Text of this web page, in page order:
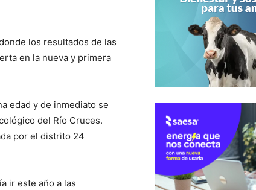
los resultados de las
en la nueva y primera
edad y de inmediato se
del Río Cruces.
por el distrito 24
ir este año a las